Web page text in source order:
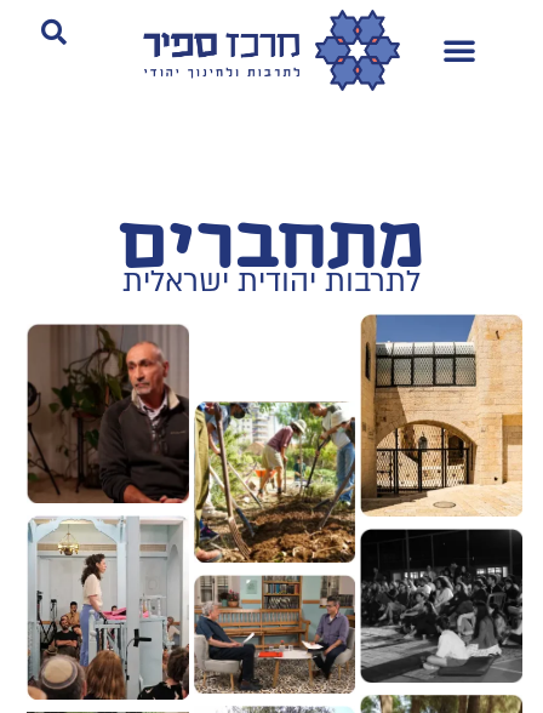
מתחברים
לתרבות יהודית ישראלית